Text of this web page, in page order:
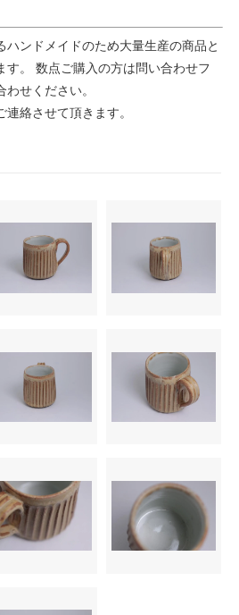
ハンドメイドのため大量生産の商品と
す。 数点ご購入の方は問い合わせフ
せください。
絡させて頂きます。